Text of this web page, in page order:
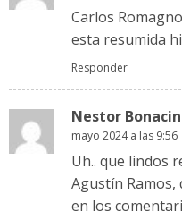
Carlos
esta resumida
Responder
Nestor
mayo 2024 a las 9:56
Uh.. que lindos
Agustín Ramos,
en los